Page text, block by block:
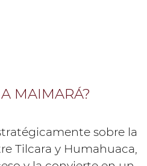
MAIMARÁ?
sobre la
Tilcara y Humahuaca,